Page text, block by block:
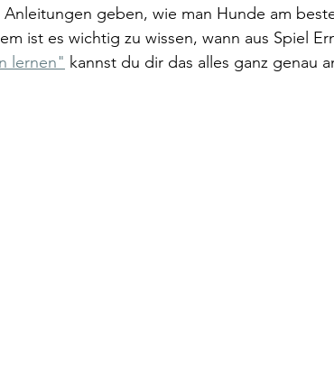
geben, wie man Hunde am
ist es wichtig zu wissen, wann aus Spiel
lernen" kannst du dir das alles ganz genau